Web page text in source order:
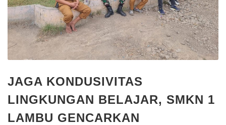
JAGA KONDUSIVITAS
LINGKUNGAN BELAJAR, SMKN 1
LAMBU GENCARKAN